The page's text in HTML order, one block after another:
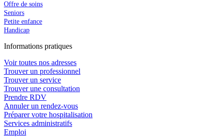
Offre de soins
Seniors
Petite enfance
Handicap
Informations pratiques
Voir toutes nos adresses
Trouver un professionnel
Trouver un service
Trouver une consultation
Prendre RDV
Annuler un rendez-vous
Préparer votre hospitalisation
Services administratifs
Emploi​